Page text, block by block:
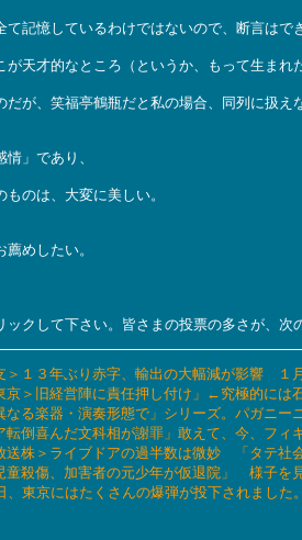
記憶しているわけではないので、断言はで
天才的なところ（というか、もって生まれ
だが、笑福亭鶴瓶だと私の場合、同列に扱え
」であり、
のは、大変に美しい。
めしたい。
ックして下さい。皆さまの投票の多さが、
１３年ぶり赤字、輸出の大幅減が影響 １
＞旧経営陣に責任押し付け」←究極的には
る楽器・演奏形態で」シリーズ。パガニー
倒喜んだ文科相が謝罪」敢えて、今、フィ
株＞ライブドアの過半数は微妙 「タテ社
殺傷、加害者の元少年が仮退院」 様子を見
東京にはたくさんの爆弾が投下されました。